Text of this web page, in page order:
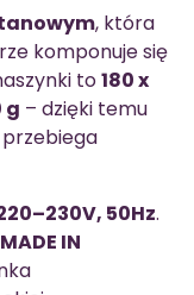
, która
komponuje się
to180 x
g – dzięki temu
50Hz.
MADE IN